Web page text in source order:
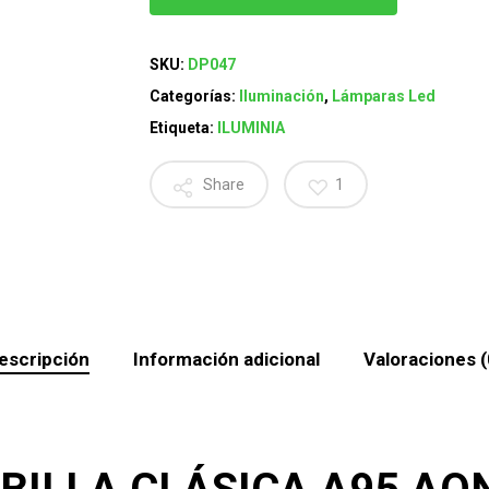
SKU: DP047
Categorías:
Iluminación, Lámparas Led
Etiqueta:
ILUMINIA
Share 1
Información adicional Valoraciones